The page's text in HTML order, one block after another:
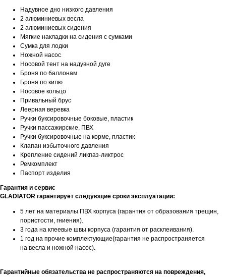
Надувное дно низкого давления
2 алюминиевых весла
2 алюминиевых сидения
Мягкие накладки на сидения с сумками
Сумка для лодки
Ножной насос
Носовой тент на надувной дуге
Броня по баллонам
Броня по килю
Носовое кольцо
Привальный брус
Леерная веревка
Ручки буксировочные боковые, пластик
Ручки пассажирские, ПВХ
Ручки буксировочные на корме, пластик
Клапан избыточного давления
Крепление сидений ликпаз-ликтрос
Ремкомплект
Паспорт изделия
Гарантия и сервис
GLADIATOR гарантирует следующие сроки эксплуатации:
5 лет на материалы ПВХ корпуса (гарантия от образования трещин,
пористости, гниения).
3 года на клеевые швы корпуса (гарантия от расклеивания).
1 год на прочие комплектующие(гарантия не распространяется
на весла и ножной насос).
Гарантийные обязательства не распространяются на повреждения,
Контакты
ул. Четаева, д. 66А